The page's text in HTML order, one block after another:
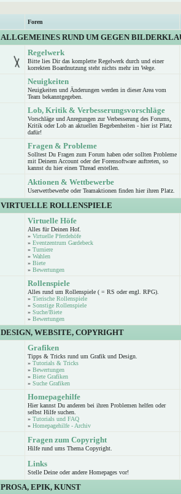
Foren
ALLGEMEINES RUND UM GEGEN
Regelwerk
Bitte lies Dir das komplette Regelwerk durch und einer
korrekten Boardnutzung steht nichts mehr im Wege.
Neuigkeiten
Neuigkeiten und Änderungen werden in dieser Area vom
Team bekanntgegeben.
Lob, Kritik & Verbesserungsvorschläge
Vorschläge und Anregungen zur Verbesserung des Forums,
Kritik oder Lob an aktuellen Begebenheiten - hier ist Platz
dafür!
Fragen & Probleme
Solltest Du Fragen zum Forum haben oder sollten Probleme
mit Deinem Account oder der Forensoftware auftreten, so
kannst du hier einen Thread erstellen.
Aktionen & Wettbewerbe
Userwettbewerbe oder Teamaktionen finden hier ihren Platz.
VIRTUELLE ROLLENSPIELE
Virtuelle Höfe
Alles für Deinen Hof.
» Virtuelle Pferdehöfe
» Eventzentrum Gardebeck
» Turniere
» Wahlen
» Biete
» Bewertungen
Rollenspiele
Alles rund um Rollenspiele ( = RS oder engl. RPG).
» Tierische Rollenspiele
» Sonstige Rollenspiele
» Suche/Biete
» Bewertungen
DESIGN, WEBSITE, COPYRIGHT
Grafiken
Tipps & Tricks rund um Grafik und Design.
» Tutorials & Tricks
» Bewertungen
» Biete Grafiken
» Suche Grafiken
Homepagehilfe
Hier kannst Du anderen bei ihren Problemen helfen oder
selbst Hilfe suchen.
» Tutorials und FAQ
» Homepagehilfe - Archiv
Fragen zum Copyright
Hilfe rund ums Thema Copyright.
Links
Stelle Deine oder andere Homepages vor!
PROSA, EPIK, KUNST